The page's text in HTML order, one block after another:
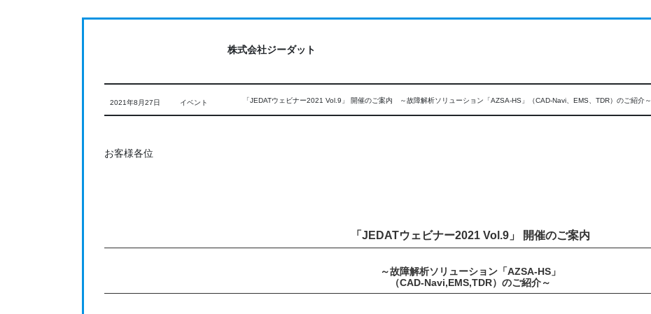
株式会社ジーダット
2021年8月27日 イベント 「JEDATウェビナー2021 Vol.9」 開催のご案内 ～故障解析ソリューション「AZSA-HS」（CAD-Navi、EMS、TDR）のご紹介～
お客様各位
「JEDATウェビナー2021 Vol.9」 開催のご案内
～故障解析ソリューション「AZSA-HS」
（CAD-Navi,EMS,TDR）のご紹介～